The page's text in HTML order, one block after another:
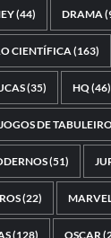
(44) DRAMA
CIENTÍFICA(163)
(35) HQ(46)
JOGOS DE
(51)
(22)
(128) OSCAR